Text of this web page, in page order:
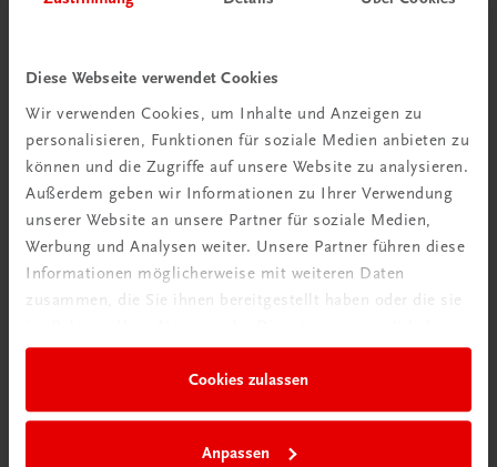
Diese Webseite verwendet Cookies
Wir verwenden Cookies, um Inhalte und Anzeigen zu
personalisieren, Funktionen für soziale Medien anbieten zu
können und die Zugriffe auf unsere Website zu analysieren.
Außerdem geben wir Informationen zu Ihrer Verwendung
unserer Website an unsere Partner für soziale Medien,
Werbung und Analysen weiter. Unsere Partner führen diese
Informationen möglicherweise mit weiteren Daten
zusammen, die Sie ihnen bereitgestellt haben oder die sie
Cookies zulassen
Anpassen
Rabattcode erhalten
Newsletter abonnieren
& Versandkosten sparen